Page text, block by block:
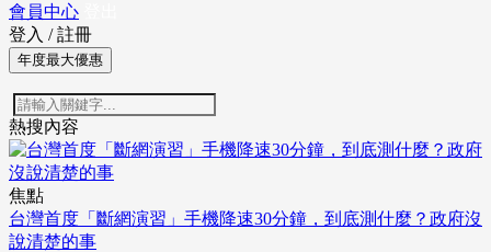
會員中心
登入 / 註冊
年度最大優惠
熱搜內容
焦點
台灣首度「斷網演習」手機降速30分鐘，到底測什麼？政府沒
說清楚的事